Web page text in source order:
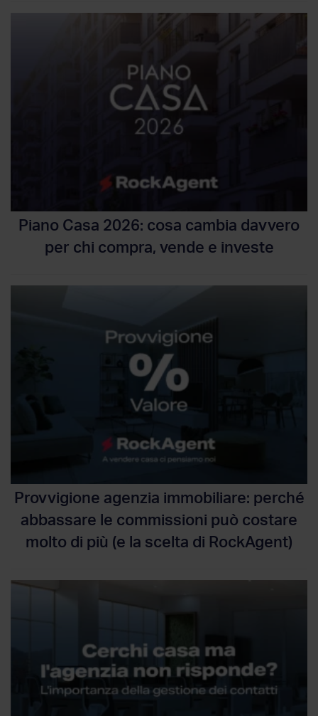
Piano Casa 2026: cosa cambia davvero
per chi compra, vende e investe
Provvigione agenzia immobiliare: perché
abbassare le commissioni può costare
molto di più (e la scelta di RockAgent)